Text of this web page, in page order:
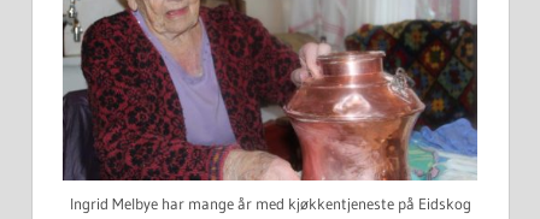
Ingrid Melbye har mange år med kjøkkentjeneste på Eidskog